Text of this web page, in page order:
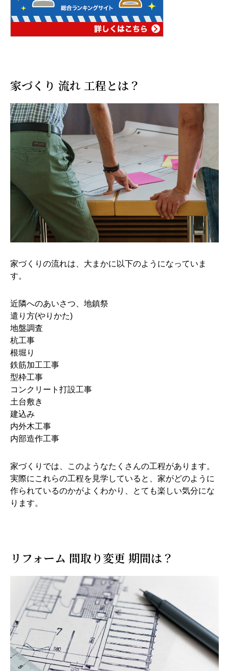
家づくり 流れ 工程とは？
家づくりの流れは、大まかに以下のようになっていま
す。
近隣へのあいさつ、地鎮祭
遣り方(やりかた)
地盤調査
杭工事
根堀り
鉄筋加工工事
型枠工事
コンクリート打設工事
土台敷き
建込み
内外木工事
内部造作工事
家づくりでは、このようなたくさんの工程があります。
実際にこれらの工程を見学していると、家がどのように
作られているのかがよくわかり、とても楽しい気分にな
ります。
リフォーム 間取り変更 期間は？